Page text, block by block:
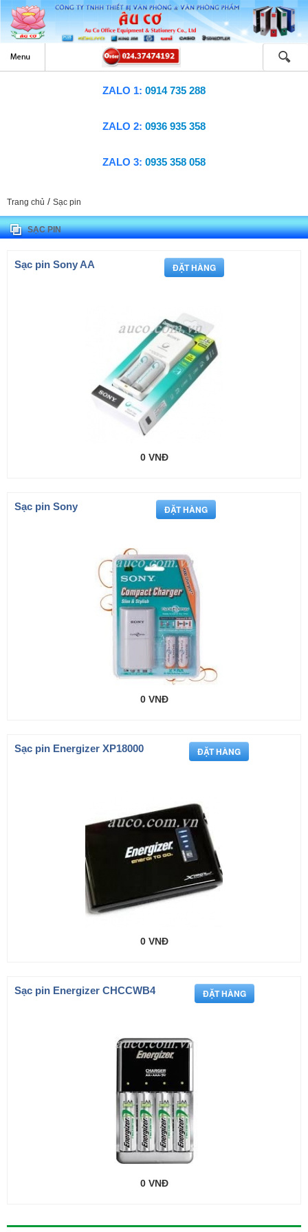
ZALO 1: 0914 735 288
ZALO 2: 0936 935 358
ZALO 3: 0935 358 058
Trang chủ / Sạc pin
SẠC PIN
Sạc pin Sony AA
0 VNĐ
Sạc pin Sony
0 VNĐ
Sạc pin Energizer XP18000
0 VNĐ
Sạc pin Energizer CHCCWB4
0 VNĐ